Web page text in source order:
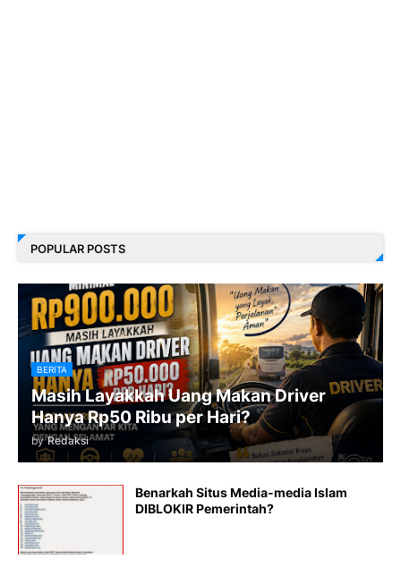
POPULAR POSTS
BERITA
Masih Layakkah Uang Makan Driver
Hanya Rp50 Ribu per Hari?
by Redaksi
Benarkah Situs Media-media Islam
DIBLOKIR Pemerintah?